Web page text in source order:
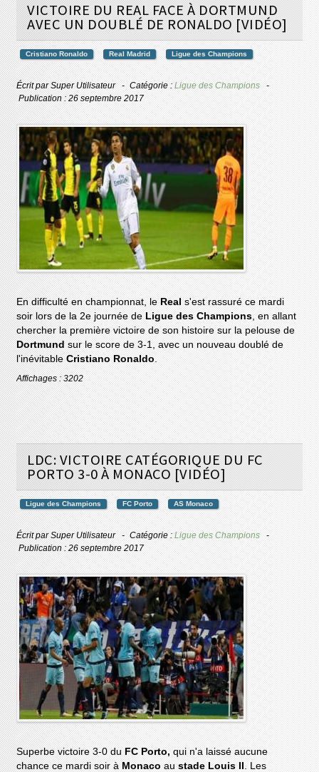
VICTOIRE DU REAL FACE À DORTMUND
AVEC UN DOUBLÉ DE RONALDO [VIDÉO]
Cristiano Ronaldo Real Madrid Ligue des Champions
Écrit parSuper Utilisateur Catégorie :Ligue des Champions
Publication : 26 septembre 2017
En difficulté en championnat, le Reals'est rassuré ce mardi
soir lors de la 2e journée de Ligue des Champions, en allant
chercher la première victoire de son histoire sur la pelouse de
Dortmundsur le score de 3-1, avec un nouveau doublé de
l'inévitableCristiano Ronaldo.
Affichages : 3202
LDC: VICTOIRE CATÉGORIQUE DU FC
PORTO 3-0 À MONACO [VIDÉO]
Ligue des Champions FC Porto AS Monaco
Écrit parSuper Utilisateur Catégorie :Ligue des Champions
Publication : 26 septembre 2017
Superbe victoire 3-0 du FC Porto, qui n'a laissé aucune
chance ce mardi soir à Monacoaustade Louis II . Les